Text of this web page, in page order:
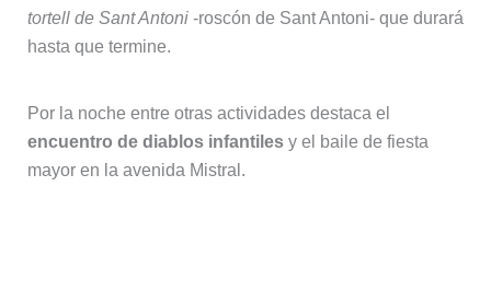
tortell de Sant Antoni-roscón de Sant Antoni- que durará
hasta que termine.
Por la noche entre otras actividades destaca el
encuentro de diablos infantilesy el baile de fiesta
mayor en la avenida Mistral.